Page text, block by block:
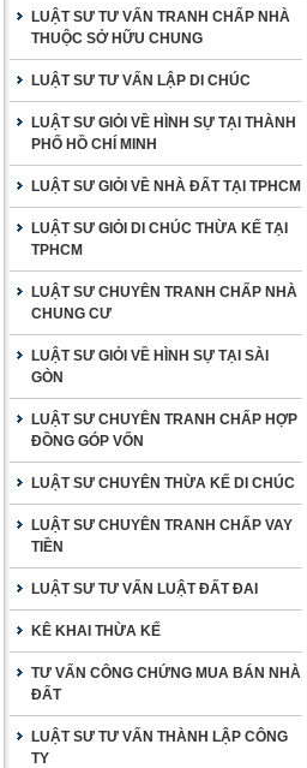
LUẬT SƯ TƯ VẤN TRANH CHẤP NHÀ
THUỘC SỞ HỮU CHUNG
LUẬT SƯ TƯ VẤN LẬP DI CHÚC
LUẬT SƯ GIỎI VỀ HÌNH SỰ TẠI THÀNH
PHỐ HỒ CHÍ MINH
LUẬT SƯ GIỎI VỀ NHÀ ĐẤT TẠI TPHCM
LUẬT SƯ GIỎI DI CHÚC THỪA KẾ TẠI
TPHCM
LUẬT SƯ CHUYÊN TRANH CHẤP NHÀ
CHUNG CƯ
LUẬT SƯ GIỎI VỀ HÌNH SỰ TẠI SÀI
GÒN
LUẬT SƯ CHUYÊN TRANH CHẤP HỢP
ĐỒNG GÓP VỐN
LUẬT SƯ CHUYÊN THỪA KẾ DI CHÚC
LUẬT SƯ CHUYÊN TRANH CHẤP VAY
TIỀN
LUẬT SƯ TƯ VẤN LUẬT ĐẤT ĐAI
KÊ KHAI THỪA KẾ
TƯ VẤN CÔNG CHỨNG MUA BÁN NHÀ
ĐẤT
LUẬT SƯ TƯ VẤN THÀNH LẬP CÔNG
TY